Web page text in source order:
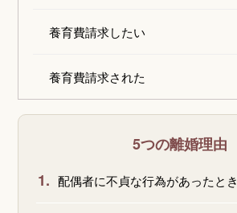
養育費請求したい
養育費請求された
5つの離婚理由
1. 配偶者に不貞な行為があったとき